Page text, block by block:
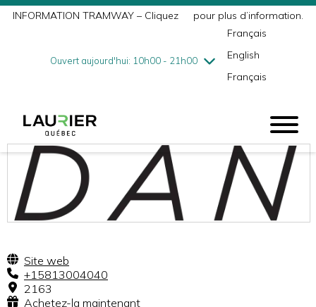
INFORMATION TRAMWAY – Cliquez pour plus d’information.
Ouvert aujourd'hui: 10h00 - 21h00
mercredi8/5
10h00 - 18h00
vendredi8/7
10h00 - 21h00
Français
English
Français
Site web
+15813004040
2163
Achetez-la maintenant